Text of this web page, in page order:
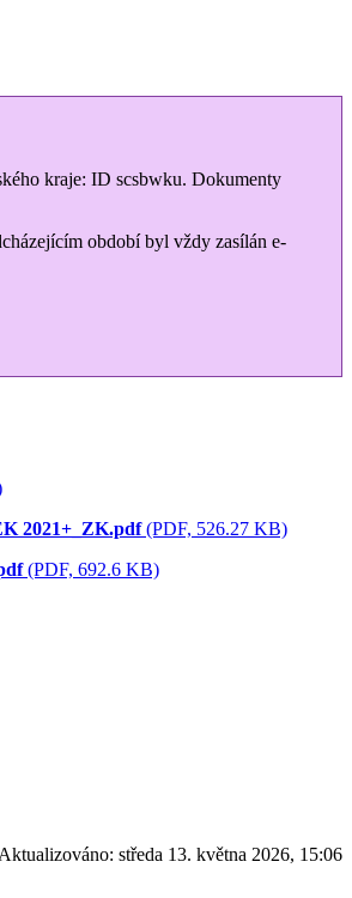
kraje: ID scsbwku. Dokumenty
období byl vždy zasílán e-
2021+_ZK.pdf(PDF, 526.27 KB)
(PDF, 692.6 KB)
Aktualizováno: středa 13. května 2026, 15:06